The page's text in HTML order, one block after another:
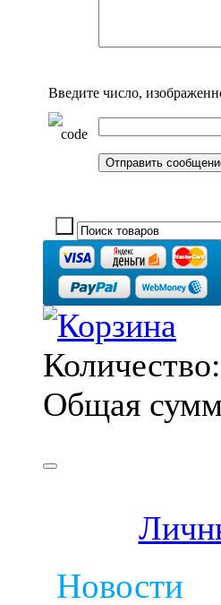
Введите число,
Количество:
Общая
Новости